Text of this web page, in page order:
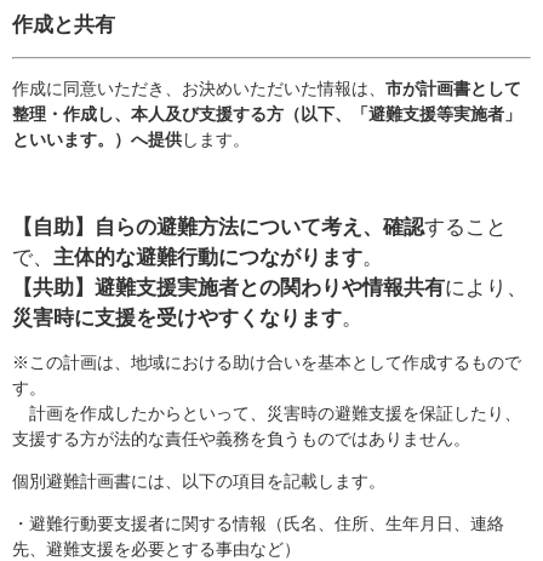
作成と共有
作成に同意いただき、お決めいただいた情報は、 市が計画書として
整理・作成し、本人及び支援する方（以下、「避難支援等実施者」
といいます。）へ提供します。
【自助】自らの避難方法について考え、確認すること
で、 主体的な避難行動につながります。
【共助】避難支援実施者との関わりや情報共有により、
災害時に支援を受けやすくなります。
※この計画は、地域における助け合いを基本として作成するもので
す。
計画を作成したからといって、災害時の避難支援を保証したり、
支援する方が法的な責任や義務を負うものではありません。
個別避難計画書には、以下の項目を記載します。
・避難行動要支援者に関する情報（氏名、住所、生年月日、連絡
先、避難支援を必要とする事由など）